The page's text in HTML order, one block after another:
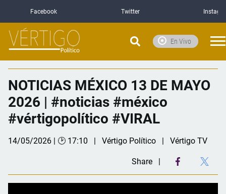
Facebook Twitter
En Vivo
NOTICIAS MÉXICO 13 DE MAYO
2026 | #noticias #méxico
#vértigopolítico #VIRAL
14/05/2026 | 🕑 17:10 Vértigo Político Vértigo TV
Share